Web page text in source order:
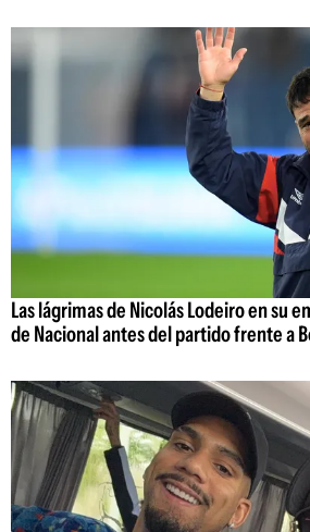
Las lágrimas de Nicolás Lodeiro en su
de Nacional antes del partido frente a